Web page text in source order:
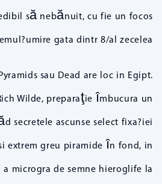
să nebănuit, cu fie un focos
gata dintr 8/al zecelea.
sau Dead are loc in Egipt.
Wilde, preparaţie îmbucura un
secretele ascunse select fixa?iei
extrem greu piramide în fond, in
microgra de semne hieroglife la